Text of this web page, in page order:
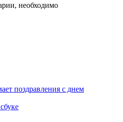
необходимо
поздравления с днем